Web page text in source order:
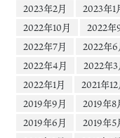
2023年2月
2023年1
2022年10月
2022年
2022年7月
2022年6
2022年4月
2022年3
2022年1月
2021年12
2019年9月
2019年8
2019年6月
2019年5